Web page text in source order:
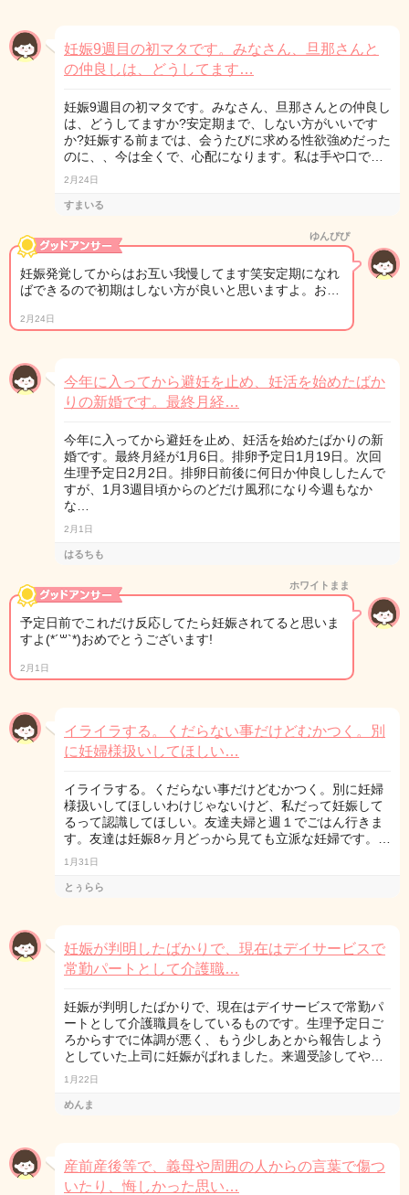
妊娠9週目の初マタです。みなさん、旦那さんと
の仲良しは、どうしてます…
妊娠9週目の初マタです。みなさん、旦那さんとの仲良し
は、どうしてますか?安定期まで、しない方がいいです
か?妊娠する前までは、会うたびに求める性欲強めだった
のに、、今は全くで、心配になります。私は手や口で…
2月24日
すまいる
ゆんぴぴ
妊娠発覚してからはお互い我慢してます笑安定期になれ
ばできるので初期はしない方が良いと思いますよ。お…
2月24日
今年に入ってから避妊を止め、妊活を始めたばか
りの新婚です。最終月経…
今年に入ってから避妊を止め、妊活を始めたばかりの新
婚です。最終月経が1月6日。排卵予定日1月19日。次回
生理予定日2月2日。排卵日前後に何日か仲良ししたんで
すが、1月3週目頃からのどだけ風邪になり今週もなか
な…
2月1日
はるちも
ホワイトまま
予定日前でこれだけ反応してたら妊娠されてると思いま
すよ(*´꒳`*)おめでとうございます!
2月1日
イライラする。くだらない事だけどむかつく。別
に妊婦様扱いしてほしい…
イライラする。くだらない事だけどむかつく。別に妊婦
様扱いしてほしいわけじゃないけど、私だって妊娠して
るって認識してほしい。友達夫婦と週１でごはん行きま
す。友達は妊娠8ヶ月どっから見ても立派な妊婦です。…
1月31日
とぅらら
妊娠が判明したばかりで、現在はデイサービスで
常勤パートとして介護職…
妊娠が判明したばかりで、現在はデイサービスで常勤パ
ートとして介護職員をしているものです。生理予定日ご
ろからすでに体調が悪く、もう少しあとから報告しよう
としていた上司に妊娠がばれました。来週受診してや…
1月22日
めんま
産前産後等で、義母や周囲の人からの言葉で傷つ
いたり、悔しかった思い…